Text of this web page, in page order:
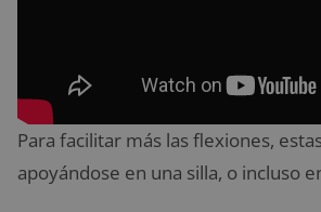
Para facilitar más las flexiones,
apoyándose en una silla, o incluso